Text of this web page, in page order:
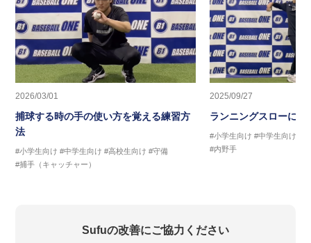
2026/03/01
捕球する時の手の使い方を覚える練習方
法
#小学生向け #中学生向け #高校生向け #守備
#捕手（キャッチャー）
2025/09/27
ランニングスローに繋
#小学生向け #中学生向け
#内野手
Sufuの改善にご協力ください